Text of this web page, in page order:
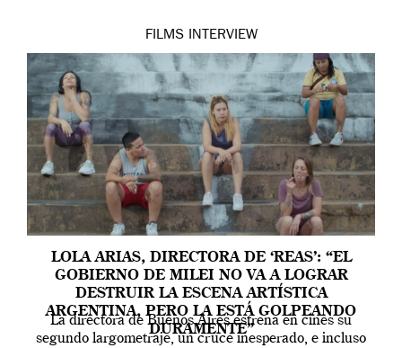
FILMS INTERVIEW
LOLA ARIAS, DIRECTORA DE ‘REAS’: “EL
GOBIERNO DE MILEI NO VA A LOGRAR
DESTRUIR LA ESCENA ARTÍSTICA
ARGENTINA, PERO LA ESTÁ GOLPEANDO
DURAMENTE”
La directora de Buenos Aires estrena en cines su
segundo largometraje, un cruce inesperado, e incluso